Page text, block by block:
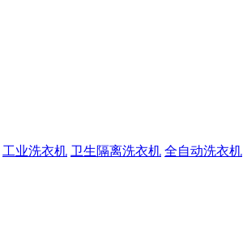
工业洗衣机 卫生隔离洗衣机 全自动洗衣机